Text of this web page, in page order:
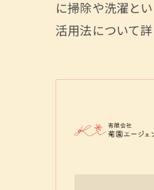
に掃除や洗濯と
活用法について詳